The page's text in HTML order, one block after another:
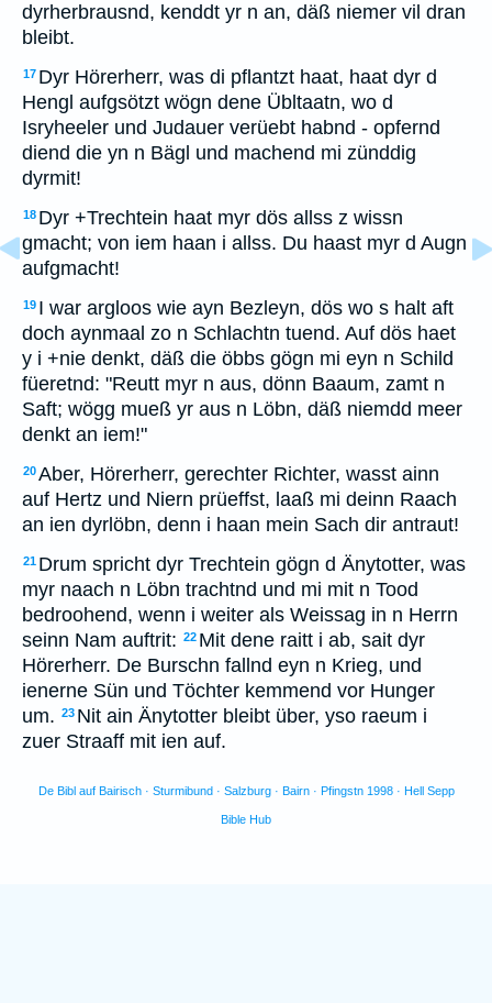
dyrherbrausnd, kenddt yr n an, däß niemer vil dran
bleibt.
17 Dyr Hörerherr, was di pflantzt haat, haat dyr d
Hengl aufgsötzt wögn dene Übltaatn, wo d
Isryheeler und Judauer verüebt habnd - opfernd
diend die yn n Bägl und machend mi zünddig
dyrmit!
18 Dyr +Trechtein haat myr dös allss z wissn
gmacht; von iem haan i allss. Du haast myr d Augn
aufgmacht!
19 I war argloos wie ayn Bezleyn, dös wo s halt aft
doch aynmaal zo n Schlachtn tuend. Auf dös haet
y i +nie denkt, däß die öbbs gögn mi eyn n Schild
füeretnd: "Reutt myr n aus, dönn Baaum, zamt n
Saft; wögg mueß yr aus n Löbn, däß niemdd meer
denkt an iem!"
20Aber, Hörerherr, gerechter Richter, wasst ainn
auf Hertz und Niern prüeffst, laaß mi deinn Raach
an ien dyrlöbn, denn i haan mein Sach dir antraut!
21 Drum spricht dyr Trechtein gögn d Änytotter, was
myr naach n Löbn trachtnd und mi mit n Tood
bedroohend, wenn i weiter als Weissag in n Herrn
seinn Nam auftrit: 22 Mit dene raitt i ab, sait dyr
Hörerherr. De Burschn fallnd eyn n Krieg, und
ienerne Sün und Töchter kemmend vor Hunger
um. 23 Nit ain Änytotter bleibt über, yso raeum i
zuer Straaff mit ien auf.
De Bibl auf Bairisch · Sturmibund · Salzburg · Bairn · Pfingstn 1998 · Hell Sepp
Bible Hub